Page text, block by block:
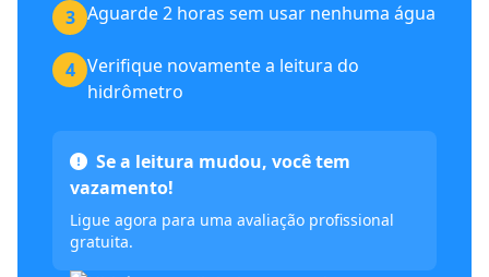
3 Aguarde 2 horas sem usar nenhuma água
4 Verifique novamente a leitura do
hidrômetro
Se a leitura mudou, você tem
vazamento!
Ligue agora para uma avaliação profissional
gratuita.